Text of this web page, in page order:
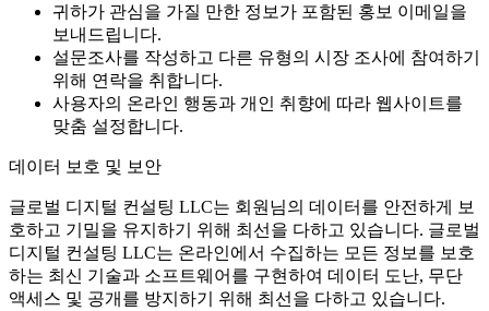
귀하가 관심을 가질 만한 정보가 포함된 홍보 이메일을
보내드립니다.
설문조사를 작성하고 다른 유형의 시장 조사에 참여하기
위해 연락을 취합니다.
사용자의 온라인 행동과 개인 취향에 따라 웹사이트를
맞춤 설정합니다.
데이터 보호 및 보안
글로벌 디지털 컨설팅 LLC는 회원님의 데이터를 안전하게 보
호하고 기밀을 유지하기 위해 최선을 다하고 있습니다. 글로벌
디지털 컨설팅 LLC는 온라인에서 수집하는 모든 정보를 보호
하는 최신 기술과 소프트웨어를 구현하여 데이터 도난, 무단
액세스 및 공개를 방지하기 위해 최선을 다하고 있습니다.